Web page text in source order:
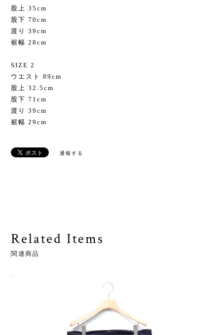
股上 35cm
股下 70cm
渡り 39cm
裾幅 28cm
SIZE 2
ウエスト 89cm
股上 32.5cm
股下 71cm
渡り 39cm
裾幅 29cm
通報する
Related Items
関連商品